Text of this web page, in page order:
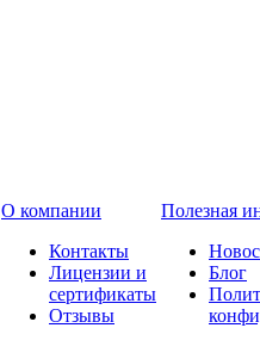
О компании
Контакты
Лицензии и
сертификаты
Отзывы
Полезная
Блог